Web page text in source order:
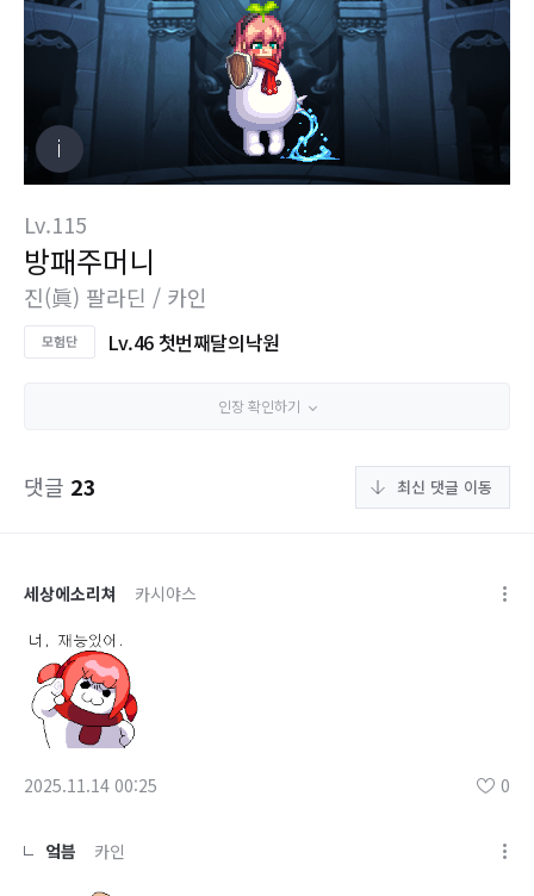
Lv.115
방패주머니
진(眞) 팔라딘 / 카인
Lv.46 첫번째달의낙원
인장 확인하기
댓글 23 최신 댓글 이동
세상에소리쳐 카시야스
2025.11.14 00:25 0
엌븜 카인